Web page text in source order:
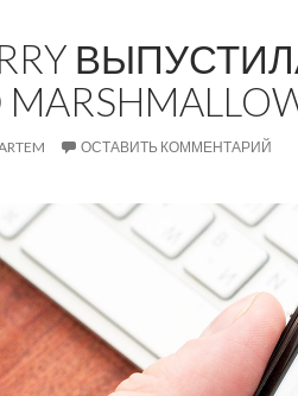
ОСТАВИТЬ КОММЕНТАРИЙ